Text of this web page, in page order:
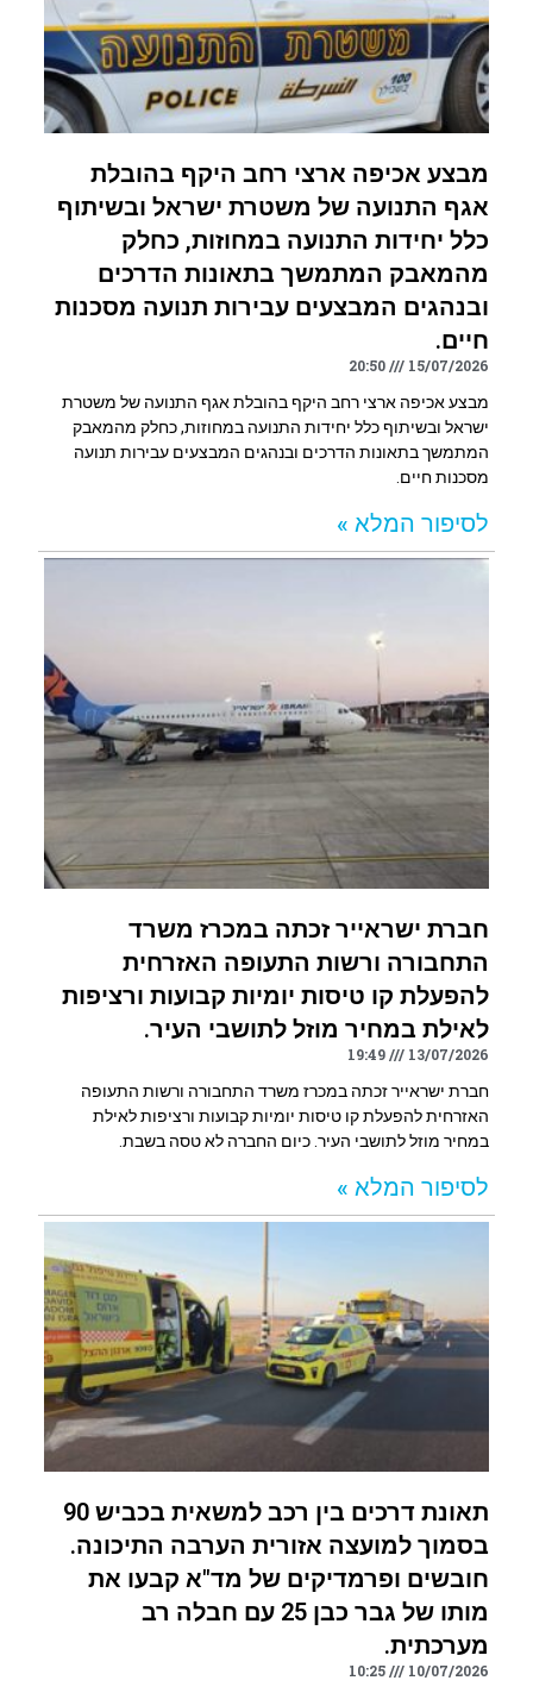
מבצע אכיפה ארצי רחב היקף בהובלת
אגף התנועה של משטרת ישראל ובשיתוף
כלל יחידות התנועה במחוזות, כחלק
מהמאבק המתמשך בתאונות הדרכים
ובנהגים המבצעים עבירות תנועה מסכנות
חיים.
15/07/2026
20:50
מבצע אכיפה ארצי רחב היקף בהובלת אגף התנועה של משטרת
ישראל ובשיתוף כלל יחידות התנועה במחוזות, כחלק מהמאבק
המתמשך בתאונות הדרכים ובנהגים המבצעים עבירות תנועה
מסכנות חיים.
לסיפור המלא »
חברת ישראייר זכתה במכרז משרד
התחבורה ורשות התעופה האזרחית
להפעלת קו טיסות יומיות קבועות ורציפות
לאילת במחיר מוזל לתושבי העיר.
13/07/2026
19:49
חברת ישראייר זכתה במכרז משרד התחבורה ורשות התעופה
האזרחית להפעלת קו טיסות יומיות קבועות ורציפות לאילת
במחיר מוזל לתושבי העיר. כיום החברה לא טסה בשבת.
לסיפור המלא »
תאונת דרכים בין רכב למשאית בכביש 90
בסמוך למועצה אזורית הערבה התיכונה.
חובשים ופרמדיקים של מד"א קבעו את
מותו של גבר כבן 25 עם חבלה רב
מערכתית.
10/07/2026
10:25